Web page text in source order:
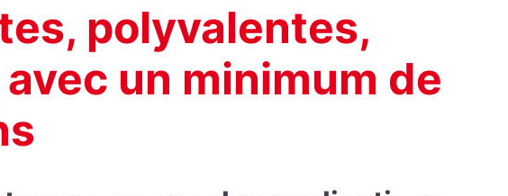
polyvalentes,
un minimum de